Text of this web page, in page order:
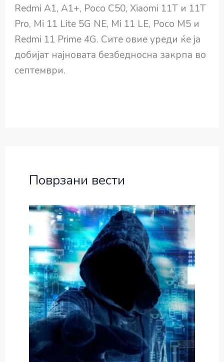
Redmi A1, A1+, Poco C50, Xiaomi 11T и 11T
Pro, Mi 11 Lite 5G NE, Mi 11 LE, Poco M5 и
Redmi 11 Prime 4G. Сите овие уреди ќе ја
добијат најновата безбедносна закрпа во
септември.
Поврзани вести